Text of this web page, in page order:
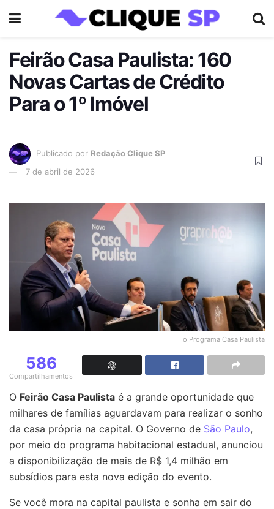
Feirão Casa Paulista: 160
Novas Cartas de Crédito
Para o 1º Imóvel
Publicado por Redação Clique SP
7 de abril de 2026
o Programa Casa Paulista
586
Compartilhamentos
O Feirão Casa Paulista é a grande oportunidade que
milhares de famílias aguardavam para realizar o sonho
da casa própria na capital. O Governo de São Paulo,
por meio do programa habitacional estadual, anunciou
a disponibilização de mais de R$ 1,4 milhão em
subsídios para esta nova edição do evento.
Se você mora na capital paulista e sonha em sair do